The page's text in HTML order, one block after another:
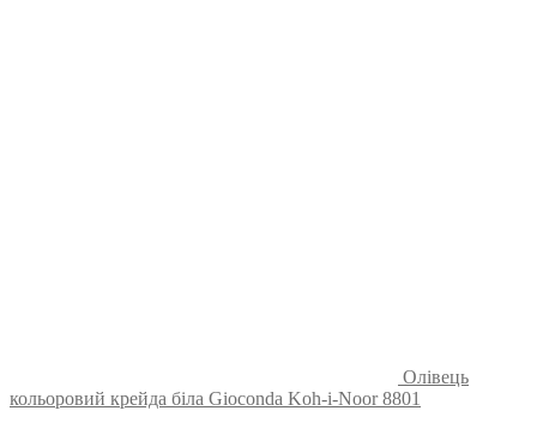
Олівець
кольоровий крейда біла Gioconda Koh-i-Noor 8801